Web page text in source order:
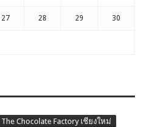
27 28 29 30
The Chocolate Factory เชียงใหม่